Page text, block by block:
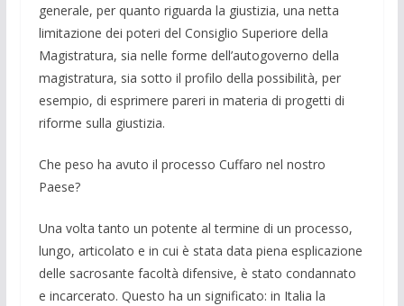
generale, per quanto riguarda la giustizia, una netta
limitazione dei poteri del Consiglio Superiore della
Magistratura, sia nelle forme dell’autogoverno della
magistratura, sia sotto il profilo della possibilità, per
esempio, di esprimere pareri in materia di progetti di
riforme sulla giustizia.
Che peso ha avuto il processo Cuffaro nel nostro
Paese?
Una volta tanto un potente al termine di un processo,
lungo, articolato e in cui è stata data piena esplicazione
delle sacrosante facoltà difensive, è stato condannato
e incarcerato. Questo ha un significato: in Italia la